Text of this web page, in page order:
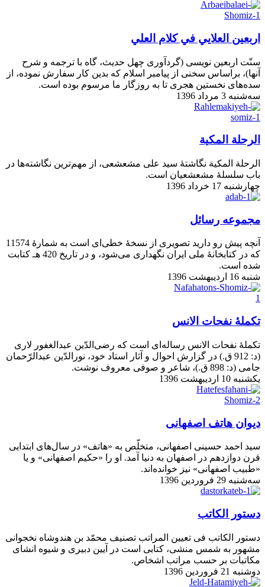
اربعين العلايي في كلام العلي
سنّت اربعین نویسی (گردآوری چهل حدیث، گاه با ترجمه و شرح
آنها)، براساس سخنی از پیامبر اسلام که بدین کار سفارش نموده، از
سده‌های نخستین هجری تا به روزگار ما مرسوم بوده است.
سه‌شنبه 3 مرداد 1396
الرحلة المکیة
الرحلة المکیة نگاشتۀ سید علی مشعشعی، از مهم‌ترین نگاشته‌ها در
باب سلسلۀ مشعشعیان است.
چهارشنبه 17 خرداد 1396
مجموعه رسائل
آنچه پیش رو دارید تصويرى از نسخۀ خطی‌ای است به شمارۀ 11574
که در كتابخانۀ ملى ايران نگهداری می‌شود، و در تاریخ 420 هـ کتابت
شده است.
شنبه 16 اردیبهشت 1396
تکملۀ نفحات الانس
تکملۀ نفحات الانس رساله‌ای است که رضی‌الدّین عبدالغفور لاری
(د: 912 ق.) در گزارش احوال و آثار استاد خود، نورالدّین عبدالرّحمان
جامی (د: 898 ق.)، شاعر و صوفی معروف نوشت.
یکشنبه 10 اردیبهشت 1396
دیوان هاتف اصفهانی
سید احمد حسینی اصفهانی، متخلّص به «هاتف» در سال‌های ابتدایی
قرن دوازدهم در اصفهان به دنیا آمد. او را «حکیم اصفهانی» و یا
«طبیب اصفهانی» نیز خوانده‌اند.
سه‌شنبه 29 فروردین 1396
دستور الکاتب
دستور الكاتب فی تعیین المراتب تصنیف محمّد بن هندوشاه نخجوانی
مشهور به شمس منشی، كتابی است در آیین دبیری و شیوه انشای
مكاتبات بر حسب مراتب اشخاص.
دوشنبه 21 فروردین 1396